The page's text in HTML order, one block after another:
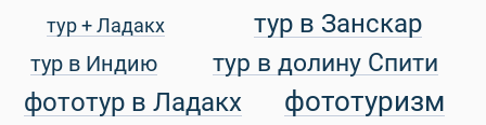
тур + Ладакх тур в Занскар
тур в Индию тур в долину Спити
фототур в Ладакх
фототуризм